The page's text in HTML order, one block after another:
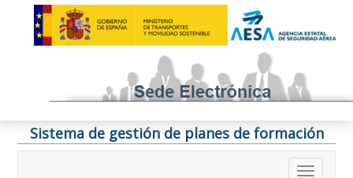
Sistema de gestión de planes de formación